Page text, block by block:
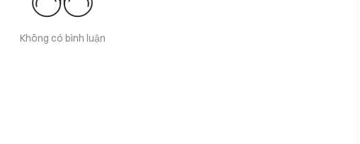
Không có bình luận